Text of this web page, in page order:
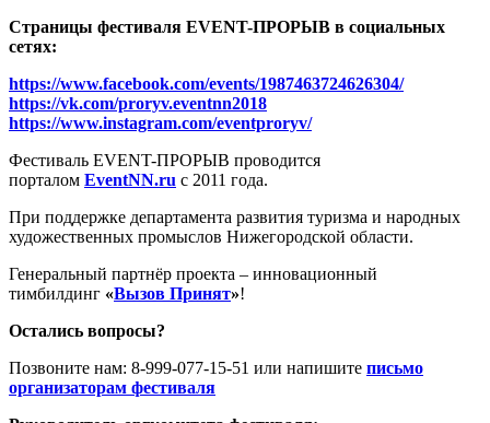
Страницы фестиваля EVENT-ПРОРЫВ в социальных
сетях:
https://www.facebook.com/events/1987463724626304/
https://vk.com/proryv.eventnn2018
https://www.instagram.com/eventproryv/
Фестиваль EVENT-ПРОРЫВ проводится
порталом EventNN.ru с 2011 года.
При поддержке департамента развития туризма и народных
художественных промыслов Нижегородской области.
Генеральный партнёр проекта – инновационный
тимбилдинг «Вызов Принят»!
Остались вопросы?
Позвоните нам: 8-999-077-15-51 или напишите письмо
организаторам фестиваля